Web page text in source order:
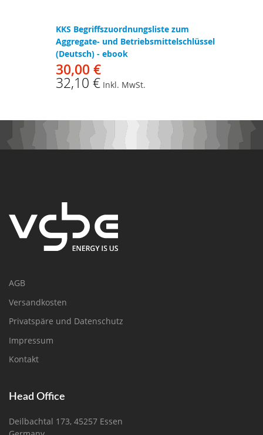
KKS Begriffszuordnungsliste zum
Aggregate- und Betriebsmittelschlüssel
(Deutsch) - ebook
30,00 €
32,10 € Inkl. MwSt.
AGB
Versandkosten
Privatspäre und Datenschutz
Impressum
Kontakt
Head Office
Deilbachtal 173, 45257 Essen